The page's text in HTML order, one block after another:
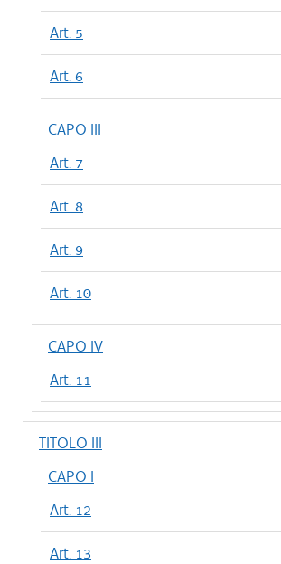
Art. 5
Art. 6
CAPO III
Art. 7
Art. 8
Art. 9
Art. 10
CAPO IV
Art. 11
TITOLO III
CAPO I
Art. 12
Art. 13